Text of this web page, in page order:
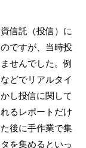
信託（投信）に
ですが、当時投
せんでした。例
どでリアルタイ
し投信に関して
るレポートだけ
後に手作業で集
を集めるといっ